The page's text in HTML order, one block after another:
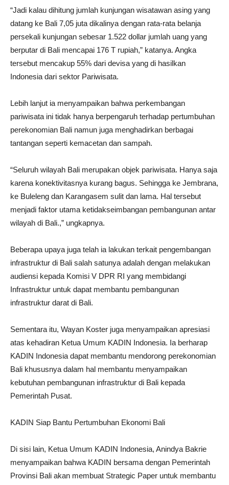
“Jadi kalau dihitung jumlah kunjungan wisatawan asing yang
datang ke Bali 7,05 juta dikalinya dengan rata-rata belanja
persekali kunjungan sebesar 1.522 dollar jumlah uang yang
berputar di Bali mencapai 176 T rupiah,” katanya. Angka
tersebut mencakup 55% dari devisa yang di hasilkan
Indonesia dari sektor Pariwisata.
Lebih lanjut ia menyampaikan bahwa perkembangan
pariwisata ini tidak hanya berpengaruh terhadap pertumbuhan
perekonomian Bali namun juga menghadirkan berbagai
tantangan seperti kemacetan dan sampah.
“Seluruh wilayah Bali merupakan objek pariwisata. Hanya saja
karena konektivitasnya kurang bagus. Sehingga ke Jembrana,
ke Buleleng dan Karangasem sulit dan lama. Hal tersebut
menjadi faktor utama ketidakseimbangan pembangunan antar
wilayah di Bali.,” ungkapnya.
Beberapa upaya juga telah ia lakukan terkait pengembangan
infrastruktur di Bali salah satunya adalah dengan melakukan
audiensi kepada Komisi V DPR RI yang membidangi
Infrastruktur untuk dapat membantu pembangunan
infrastruktur darat di Bali.
Sementara itu, Wayan Koster juga menyampaikan apresiasi
atas kehadiran Ketua Umum KADIN Indonesia. Ia berharap
KADIN Indonesia dapat membantu mendorong perekonomian
Bali khususnya dalam hal membantu menyampaikan
kebutuhan pembangunan infrastruktur di Bali kepada
Pemerintah Pusat.
KADIN Siap Bantu Pertumbuhan Ekonomi Bali
Di sisi lain, Ketua Umum KADIN Indonesia, Anindya Bakrie
menyampaikan bahwa KADIN bersama dengan Pemerintah
Provinsi Bali akan membuat Strategic Paper untuk membantu